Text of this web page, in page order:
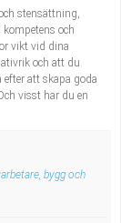
stensättning,
och
vikt vid dina
och att du
efter att skapa goda
visst har du en
bygg och